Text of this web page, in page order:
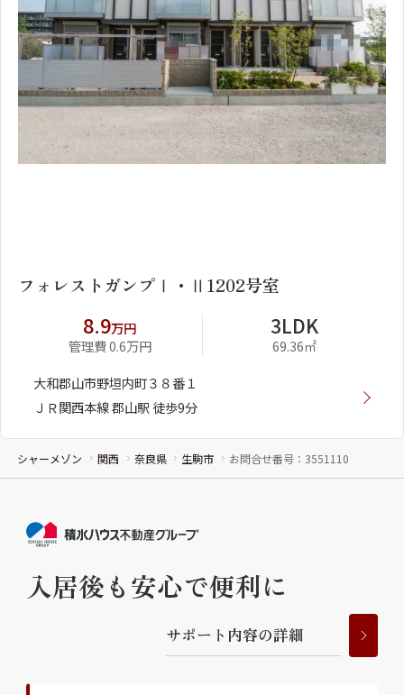
フォレストガンプⅠ・Ⅱ1202号室
8.9万円
管理費 0.6万円
3LDK
69.36㎡
大和郡山市野垣内町３８番１
ＪＲ関西本線 郡山駅 徒歩9分
シャーメゾン 関西 奈良県 生駒市 お問合せ番号：3551110
入居後も安心で便利に
サポー ト 内容の詳細